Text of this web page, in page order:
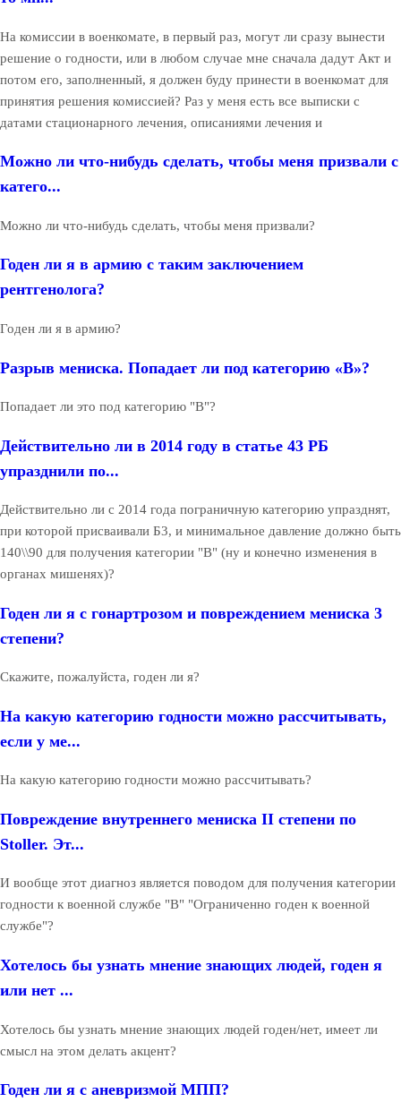
На комиссии в военкомате, в первый раз, могут ли сразу вынести
решение о годности, или в любом случае мне сначала дадут Акт и
потом его, заполненный, я должен буду принести в военкомат для
принятия решения комиссией? Раз у меня есть все выписки с
датами стационарного лечения, описаниями лечения и
Можно ли что-нибудь сделать, чтобы меня призвали с
катего...
Можно ли что-нибудь сделать, чтобы меня призвали?
Годен ли я в армию с таким заключением
рентгенолога?
Годен ли я в армию?
Разрыв мениска. Попадает ли под категорию «В»?
Попадает ли это под категорию "B"?
Действительно ли в 2014 году в статье 43 РБ
упразднили по...
Действительно ли с 2014 года пограничную категорию упразднят,
при которой присваивали Б3, и минимальное давление должно быть
140\\90 для получения категории "B" (ну и конечно изменения в
органах мишенях)?
Годен ли я с гонартрозом и повреждением мениска 3
степени?
Скажите, пожалуйста, годен ли я?
На какую категорию годности можно рассчитывать,
если у ме...
На какую категорию годности можно рассчитывать?
Повреждение внутреннего мениска II степени по
Stoller. Эт...
И вообще этот диагноз является поводом для получения категории
годности к военной службе "В" "Ограниченно годен к военной
службе"?
Хотелось бы узнать мнение знающих людей, годен я
или нет ...
Хотелось бы узнать мнение знающих людей годен/нет, имеет ли
смысл на этом делать акцент?
Годен ли я с аневризмой МПП?